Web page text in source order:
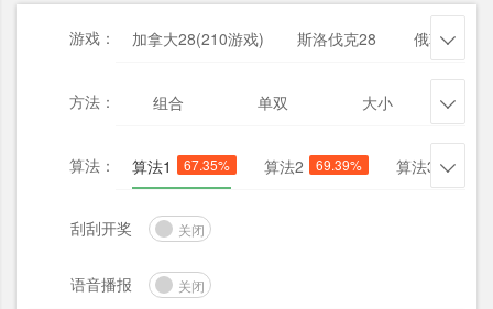
游戏： 加拿大28(210游戏) 斯洛伐克28 俄勒冈28

方法： 组合 单双 大小 
算法： 算法1 67.35% 算法2 69.39% 算法3 73.47%

刮刮开奖 关闭
语音播报 关闭